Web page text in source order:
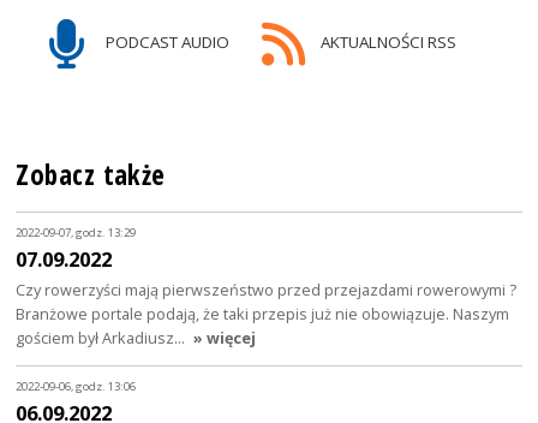
PODCAST AUDIO AKTUALNOŚCI RSS
Zobacz także
2022-09-07, godz. 13:29
07.09.2022
Czy rowerzyści mają pierwszeństwo przed przejazdami rowerowymi ?
Branżowe portale podają, że taki przepis już nie obowiązuje. Naszym
gościem był Arkadiusz… » więcej
2022-09-06, godz. 13:06
06.09.2022